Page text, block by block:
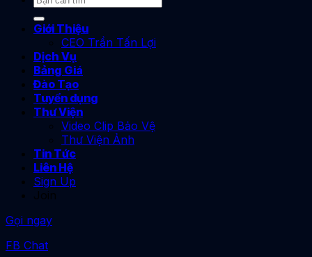
Giới Thiệu
CEO Trần Tấn Lợi
Dịch Vụ
Bảng Giá
Đào Tạo
Tuyển dụng
Thư Viện
Video Clip Bảo Vệ
Thư Viện Ảnh
Tin Tức
Liên Hệ
Sign Up
Join
Gọi ngay
FB Chat